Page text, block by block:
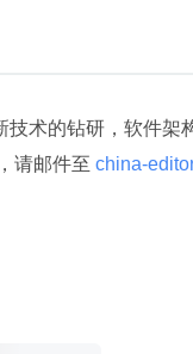
技术的钻研，软件架
请邮件至 china-